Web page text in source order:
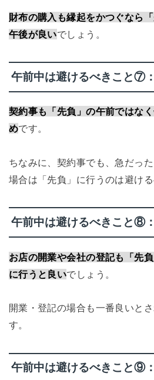
財布の購入も縁起をかつぐなら
午後が良いでしょう。
午前中は避けるべきこと⑦
契約事も「先負」の午前ではな
めです。
ちなみに、契約事でも、急だっ
場合は「先負」に行うのは避ける
午前中は避けるべきこと⑧
お店の開業や会社の登記も「先
に行うと良いでしょう。
開業・登記の場合も一番良いと
す。
午前中は避けるべきこと⑨